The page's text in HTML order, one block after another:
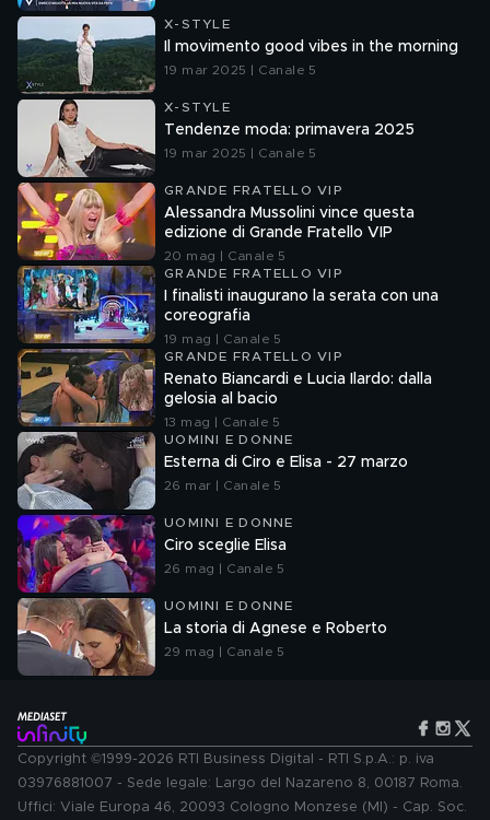
X-STYLE
Il movimento good vibes in the morning
19 mar 2025 | Canale 5
X-STYLE
Tendenze moda: primavera 2025
19 mar 2025 | Canale 5
GRANDE FRATELLO VIP
Alessandra Mussolini vince questa
edizione di Grande Fratello VIP
20 mag | Canale 5
GRANDE FRATELLO VIP
I finalisti inaugurano la serata con una
coreografia
19 mag | Canale 5
GRANDE FRATELLO VIP
Renato Biancardi e Lucia Ilardo: dalla
gelosia al bacio
13 mag | Canale 5
UOMINI E DONNE
Esterna di Ciro e Elisa - 27 marzo
26 mar | Canale 5
UOMINI E DONNE
Ciro sceglie Elisa
26 mag | Canale 5
UOMINI E DONNE
La storia di Agnese e Roberto
29 mag | Canale 5
Copyright ©1999-2026 RTI Business Digital - RTI S.p.A.: p. iva
03976881007 - Sede legale: Largo del Nazareno 8, 00187 Roma.
Uffici: Viale Europa 46, 20093 Cologno Monzese (MI) - Cap. Soc.